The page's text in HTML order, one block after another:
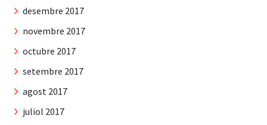
desembre 2017
novembre 2017
octubre 2017
setembre 2017
agost 2017
juliol 2017